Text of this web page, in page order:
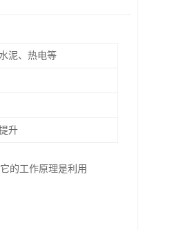
泥、热电等
升
的工作原理是利用